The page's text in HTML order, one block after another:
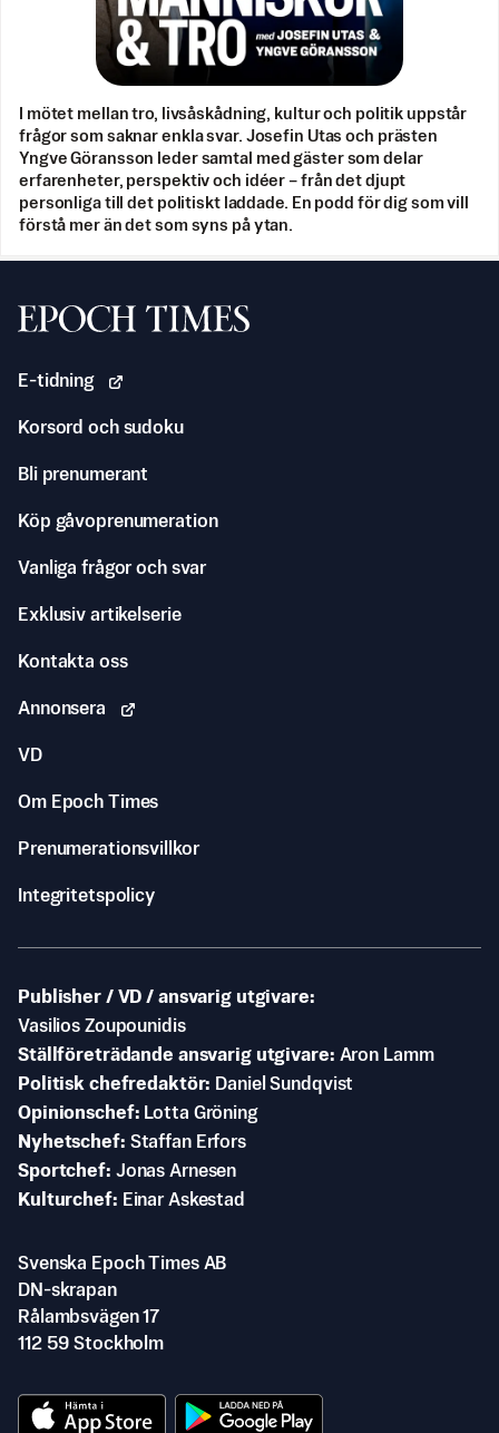
I mötet mellan tro, livsåskådning, kultur och politik uppstår
frågor som saknar enkla svar. Josefin Utas och prästen
Yngve Göransson leder samtal med gäster som delar
erfarenheter, perspektiv och idéer – från det djupt
personliga till det politiskt laddade. En podd för dig som vill
förstå mer än det som syns på ytan.
Svenska Epoch Times
E-tidning
Korsord och sudoku
Bli prenumerant
Köp gåvoprenumeration
Vanliga frågor och svar
Exklusiv artikelserie
Kontakta oss
Annonsera
VD
Om Epoch Times
Prenumerationsvillkor
Integritetspolicy
Publisher / VD / ansvarig utgivare
Vasilios Zoupounidis
Ställföreträdande ansvarig utgivare Aron Lamm
Politisk chefredaktör
Daniel Sundqvist
Opinionschef
Lotta Gröning
Nyhetschef Staffan Erfors
Sportchef Jonas Arnesen
Kulturchef
Einar Askestad
Svenska Epoch Times AB
DN-skrapan
Rålambsvägen 17
112 59 Stockholm